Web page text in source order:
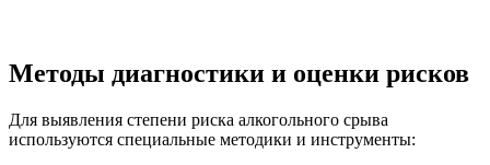
Методы диагностики и оценки рисков
Для выявления степени риска алкогольного срыва
используются специальные методики и инструменты: